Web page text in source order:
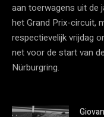
aan toerwagens uit de
het Grand Prix-circuit,
respectievelijk vrijdag
net voor de start van
Nürburgring.